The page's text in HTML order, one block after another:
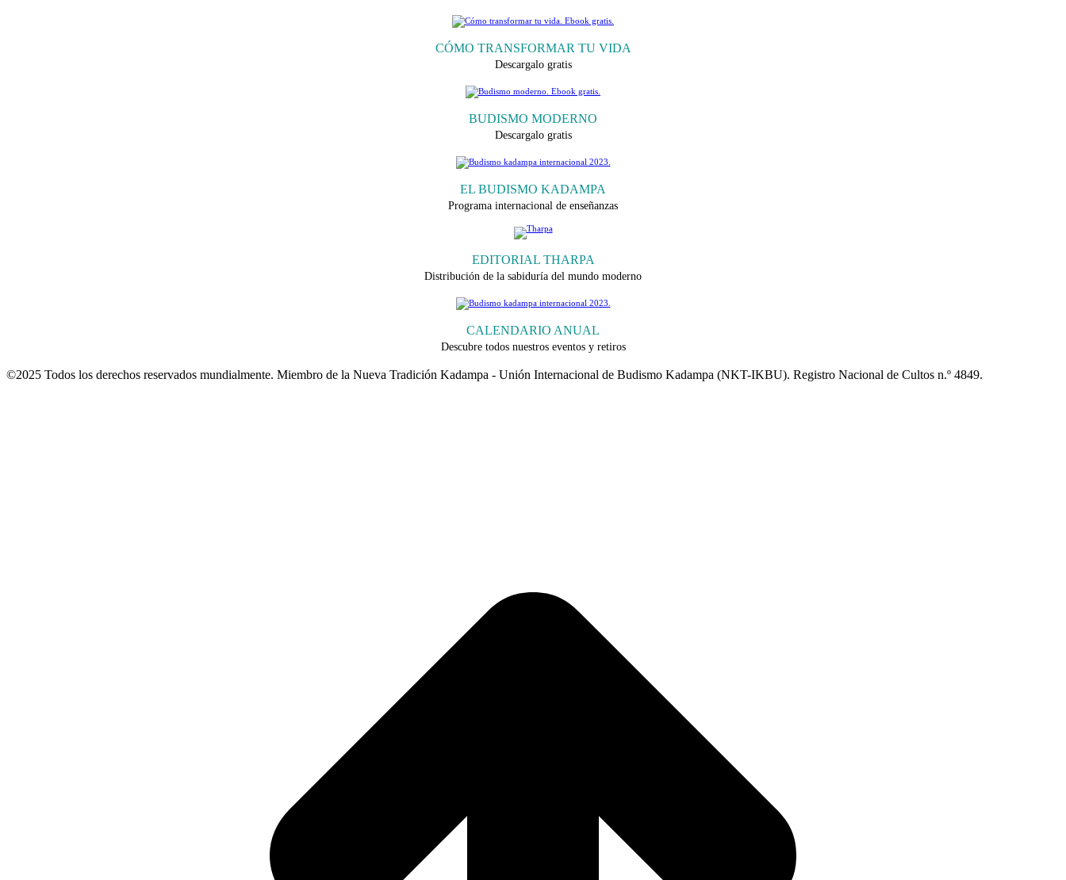
CÓMO TRANSFORMAR TU VIDA
Descargalo gratis
BUDISMO MODERNO
Descargalo gratis
EL BUDISMO KADAMPA
Programa internacional de enseñanzas
EDITORIAL THARPA
Distribución de la sabiduría del mundo moderno
CALENDARIO ANUAL
Descubre todos nuestros eventos y retiros
©2025 Todos los derechos reservados mundialmente. Miembro de la Nueva Tradición Kadampa - Unión Internacional de Budismo Kadampa (NKT-IKBU). Registro Nacional de Cultos n.º 4849.